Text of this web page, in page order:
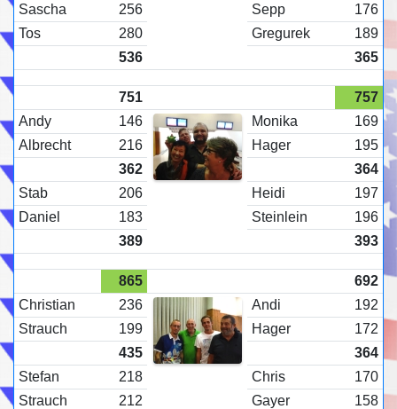
Sascha
256 Sepp
176
Tos
280 Gregurek
189
536
365
751
757
Andy
146 Monika
169
Albrecht
216 Hager
195
362
364
Stab
206 Heidi
197
Daniel
183 Steinlein
196
389
393
865
692
Christian
236 Andi
192
Strauch
199 Hager
172
435
364
Stefan
218 Chris
170
Strauch
212 Gayer
158